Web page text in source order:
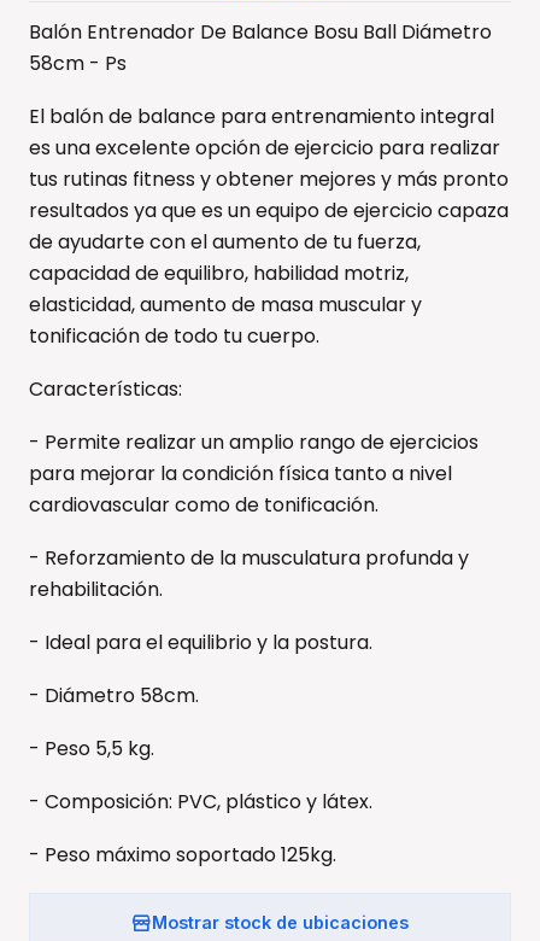
Balón Entrenador De Balance Bosu Ball Diámetro
58cm - Ps
El balón de balance para entrenamiento integral
es una excelente opción de ejercicio para realizar
tus rutinas fitness y obtener mejores y más pronto
resultados ya que es un equipo de ejercicio capaza
de ayudarte con el aumento de tu fuerza,
capacidad de equilibro, habilidad motriz,
elasticidad, aumento de masa muscular y
tonificación de todo tu cuerpo.
Características:
- Permite realizar un amplio rango de ejercicios
para mejorar la condición física tanto a nivel
cardiovascular como de tonificación.
- Reforzamiento de la musculatura profunda y
rehabilitación.
- Ideal para el equilibrio y la postura.
- Diámetro 58cm.
- Peso 5,5 kg.
- Composición: PVC, plástico y látex.
- Peso máximo soportado 125kg.
Mostrar stock de ubicaciones